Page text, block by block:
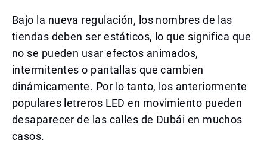
Bajo la nueva regulación, los nombres de las
tiendas deben ser estáticos, lo que significa que
no se pueden usar efectos animados,
intermitentes o pantallas que cambien
dinámicamente. Por lo tanto, los anteriormente
populares letreros LED en movimiento pueden
desaparecer de las calles de Dubái en muchos
casos.